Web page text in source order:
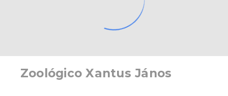
Zoológico Xantus János